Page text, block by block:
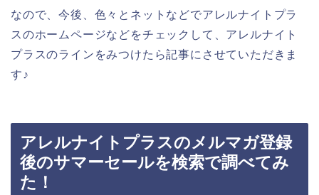
なので、今後、色々とネットなどでアレルナイトプラ
スのホームページなどをチェックして、アレルナイト
プラスのラインをみつけたら記事にさせていただきま
す♪
アレルナイトプラスのメルマガ登録
後のサマーセールを検索で調べてみ
た！